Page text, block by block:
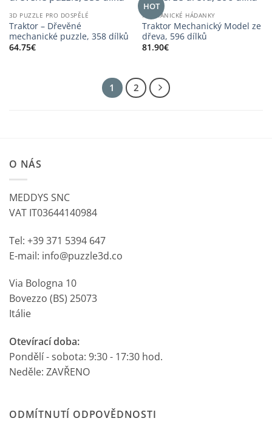
3D PUZZLE PRO DOSPĚLÉ
Traktor – Dřevěné
mechanické puzzle, 358 dílků
64.75€
HOT
MECHANICKÉ HÁDANKY
Traktor Mechanický Model ze
dřeva, 596 dílků
81.90€
1 2
O NÁS
MEDDYS SNC
VAT IT03644140984
Tel: +39 371 5394 647
E-mail: info@puzzle3d.co
Via Bologna 10
Bovezzo (BS) 25073
Itálie
Otevírací doba:
Pondělí - sobota: 9:30 - 17:30 hod.
Neděle: ZAVŘENO
ODMÍTNUTÍ ODPOVĚDNOSTI